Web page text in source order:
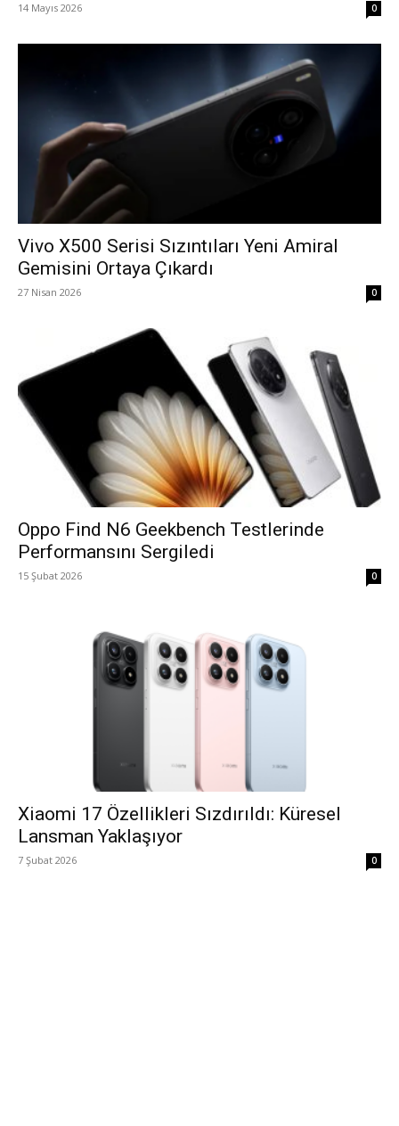
14 Mayıs 2026 0
Vivo X500 Serisi Sızıntıları Yeni Amiral
Gemisini Ortaya Çıkardı
27 Nisan 2026 0
Oppo Find N6 Geekbench Testlerinde
Performansını Sergiledi
15 Şubat 2026 0
Xiaomi 17 Özellikleri Sızdırıldı: Küresel
Lansman Yaklaşıyor
7 Şubat 2026 0